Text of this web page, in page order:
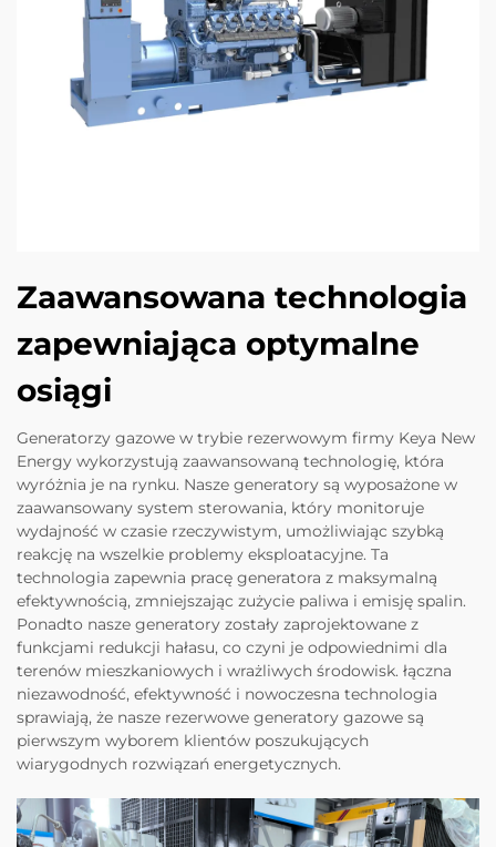
Zaawansowana technologia
zapewniająca optymalne
osiągi
Generatorzy gazowe w trybie rezerwowym firmy Keya New
Energy wykorzystują zaawansowaną technologię, która
wyróżnia je na rynku. Nasze generatory są wyposażone w
zaawansowany system sterowania, który monitoruje
wydajność w czasie rzeczywistym, umożliwiając szybką
reakcję na wszelkie problemy eksploatacyjne. Ta
technologia zapewnia pracę generatora z maksymalną
efektywnością, zmniejszając zużycie paliwa i emisję spalin.
Ponadto nasze generatory zostały zaprojektowane z
funkcjami redukcji hałasu, co czyni je odpowiednimi dla
terenów mieszkaniowych i wrażliwych środowisk. łączna
niezawodność, efektywność i nowoczesna technologia
sprawiają, że nasze rezerwowe generatory gazowe są
pierwszym wyborem klientów poszukujących
wiarygodnych rozwiązań energetycznych.